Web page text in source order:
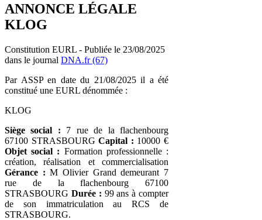
ANNONCE LÉGALE
KLOG
Constitution EURL - Publiée le 23/08/2025
dans le journal DNA.fr (67)
Par ASSP en date du 21/08/2025 il a été
constitué une EURL dénommée :
KLOG
Siège social : 7 rue de la flachenbourg
67100 STRASBOURGCapital : 10000 €
Objet social : Formation professionnelle :
création, réalisation et commercialisation
Gérance : M Olivier Grand demeurant 7
rue de la flachenbourg 67100
STRASBOURG Durée : 99 ans à compter
de son immatriculation au RCS de
STRASBOURG.